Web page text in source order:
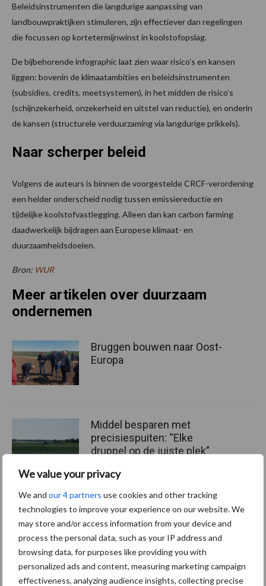
We value your privacy
We and our 4 partners use cookies and other tracking
technologies to improve your experience on our website. We
may store and/or access information from your device and
process the personal data, such as your IP address and
browsing data, for purposes like providing you with
personalized ads and content, measuring marketing campaign
effectiveness, analyzing audience insights, collecting precise
Beleidsinstrumenten die langdurige aanpassing van
landbouwpraktijken stimuleren, zijn effectiever dan regelingen
die focussen op kortetermijnwinst in koolstofopslag.
De bijbehorende infographic laat zien waar risico’s en kansen
liggen: bovenin de klimaatambities en beleidsinstrumenten
(subsidies, credits, meetsystemen), in het midden de risico’s
(schijnzekerheid, onzekerheid en uitstel van reductie), en onderin
de kansen (structurele verduurzaming via langdurige prikkels).
Naar scherper beleid
Volgens de auteurs is binnen de voorgestelde CRCF-verordening
een helder onderscheid nodig tussen emissiereductie en
tijdelijke koolstofvastlegging. Alleen dan kan carbon farming
daadwerkelijk bijdragen aan Europese klimaat- en
duurzaamheidsdoelen.
Bron: WUR
Meer artikelen over duurzaam
ondernemen
Bruggen bouwen naar Oost-
Europa
Middel besparen met
precisiespuiten: “Elke
druppel op de juiste plek”
slijtvaste lagen